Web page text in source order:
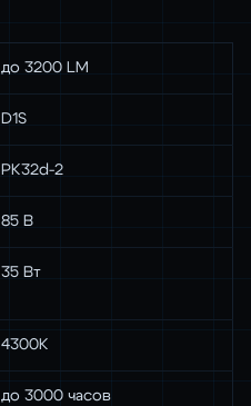
до 3200 LM
D1S
PK32d-2
85 В
35 Вт
4300K
до 3000 часов